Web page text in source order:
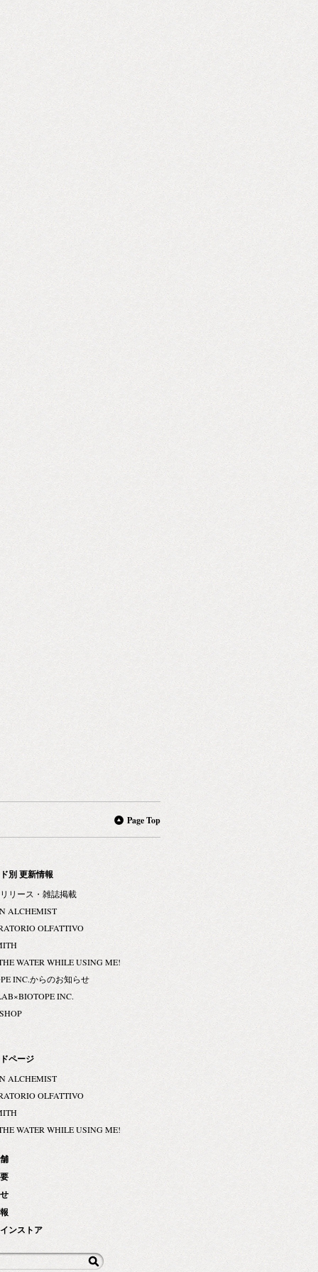
Page Top
別 更新情報
リース・雑誌掲載
ALCHEMIST
OLFATTIVO
WATER WHILE USING ME!
INC.からのお知らせ
INC.
ページ
ALCHEMIST
OLFATTIVO
WATER WHILE USING ME!
ンストア